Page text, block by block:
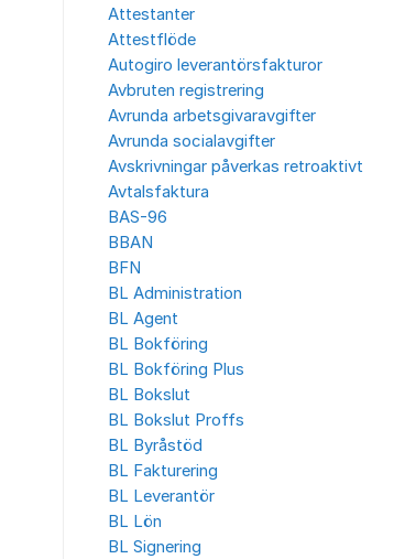
Attestanter
Attestflöde
Autogiro leverantörsfakturor
Avbruten registrering
Avrunda arbetsgivaravgifter
Avrunda socialavgifter
Avskrivningar påverkas retroaktivt
Avtalsfaktura
BAS-96
BBAN
BFN
BL Administration
BL Agent
BL Bokföring
BL Bokföring Plus
BL Bokslut
BL Bokslut Proffs
BL Byråstöd
BL Fakturering
BL Leverantör
BL Lön
BL Signering